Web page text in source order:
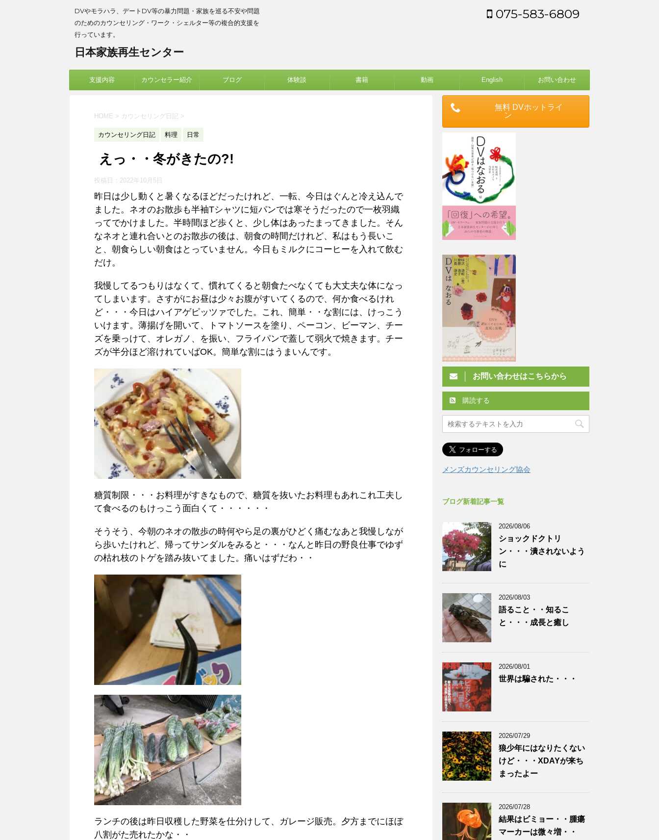
DVやモラハラ、デートDV等の暴力問題・家族を巡る不安や問題
のためのカウンセリング・ワーク・シェルター等の複合的支援を
行っています。
日本家族再生センター
075-583-6809
支援内容 カウンセラー紹介 ブログ 体験談 書籍 動画 English お問い合わせ
HOME > カウンセリング日記 >
カウンセリング日記 料理 日常
えっ・・冬がきたの?!
投稿日： 2022年10月5日
昨日は少し動くと暑くなるほどだったけれど、一転、今日はぐんと冷え込んで
ました。ネオのお散歩も半袖Tシャツに短パンでは寒そうだったので一枚羽織
ってでかけました。半時間ほど歩くと、少し体はあったまってきました。そん
なネオと連れ合いとのお散歩の後は、朝食の時間だけれど、私はもう長いこ
と、朝食らしい朝食はとっていません。今日もミルクにコーヒーを入れて飲む
だけ。
我慢してるつもりはなくて、慣れてくると朝食たべなくても大丈夫な体になっ
てしまいます。さすがにお昼は少々お腹がすいてくるので、何か食べるけれ
ど・・・今日はハイアゲピッツァでした。これ、簡単・・な割には、けっこう
いけます。薄揚げを開いて、トマトソースを塗り、ペーコン、ビーマン、チー
ズを乗っけて、オレガノ、を振い、フライパンで蓋して弱火で焼きます。チー
ズが半分ほど溶けれていばOK。簡単な割にはうまいんです。
糖質制限・・・お料理がすきなもので、糖質を抜いたお料理もあれこれ工夫し
て食べるのもけっこう面白くて・・・・・・
そうそう、今朝のネオの散歩の時何やら足の裏がひどく痛むなあと我慢しなが
ら歩いたけれど、帰ってサンダルをみると・・・なんと昨日の野良仕事でゆず
の枯れ枝のトゲを踏み抜いてました。痛いはずだわ・・
ランチの後は昨日収穫した野菜を仕分けして、ガレージ販売。夕方までにほぼ
八割がた売れたかな・・
無料 DVホットライ
ン
お問い合わせはこちらから
購読する
メンズカウンセリング協会
ブログ新着記事一覧
2026/08/06
ショックドクトリ
ン・・・潰されないよう
に
2026/08/03
語ること・・知るこ
と・・・成長と癒し
2026/08/01
世界は騙された・・・
2026/07/29
狼少年にはなりたくない
けど・・・XDAYが来ち
まったよー
2026/07/28
結果はビミョー・・腫瘍
マーカーは微々増・・